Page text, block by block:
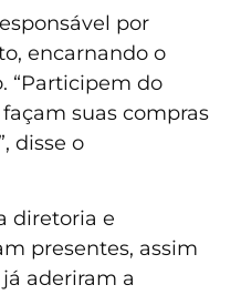
por
encarnando o
“Participem do
suas compras
disse o
diretoria e
presentes, assim
aderiram a